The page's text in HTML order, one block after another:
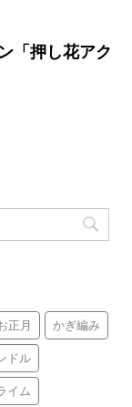
「押し花アク
正月 かぎ編み
ドル
イム